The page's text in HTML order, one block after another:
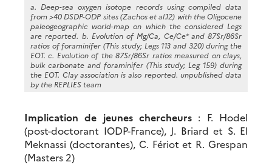
a. Deep-sea oxygen isotope records using compiled data
from >40 DSDP-ODP sites (Zachos et al.12) with the Oligocene
paleogeographic world-map on which the considered Legs
are reported. b. Evolution of Mg/Ca, Ce/Ce* and 87Sr/86Sr
ratios of foraminifer (This study; Legs 113 and 320) during the
EOT. c. Evolution of the 87Sr/86Sr ratios measured on clays,
bulk carbonate and foraminifer (This study; Leg 159) during
the EOT. Clay association is also reported. unpublished data
by the REPLIES team
Implication de jeunes chercheurs : F. Hodel
(post-doctorant IODP-France), J. Briard et S. El
Meknassi (doctorantes), C. Fériot et R. Grespan
(Masters 2)